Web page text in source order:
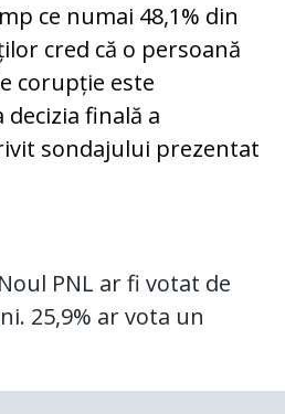
ce numai 48,1% din
cred că o persoană
corupție este
finală a
sondajului prezentat
PNL ar fi votat de
25,9% ar vota un